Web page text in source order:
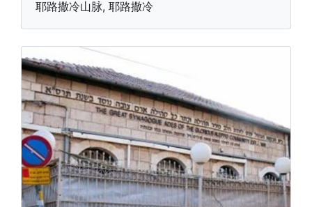
耶路撒冷山脉, 耶路撒冷